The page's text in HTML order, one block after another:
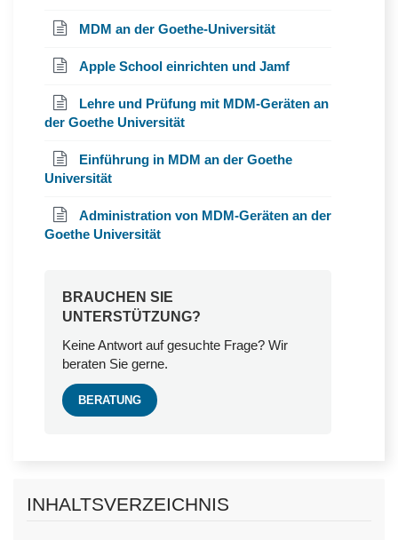
MDM an der Goethe-Universität
Apple School einrichten und Jamf
Lehre und Prüfung mit MDM-Geräten an
der Goethe Universität
Einführung in MDM an der Goethe
Universität
Administration von MDM-Geräten an der
Goethe Universität
BRAUCHEN SIE
UNTERSTÜTZUNG?
Keine Antwort auf gesuchte Frage? Wir
beraten Sie gerne.
BERATUNG
INHALTSVERZEICHNIS